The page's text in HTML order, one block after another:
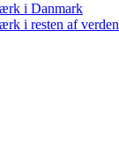
i Danmark
i resten af verden